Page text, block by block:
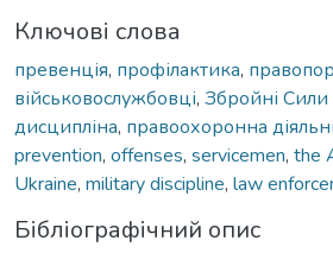
Ключові слова
превенція, профілактика,
військовослужбовці, Збройні Сили
дисципліна, правоохоронна
prevention, offenses, servicemen, the
Ukraine, military discipline, law
Бібліографічний опис